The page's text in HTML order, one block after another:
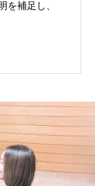
を補足し、